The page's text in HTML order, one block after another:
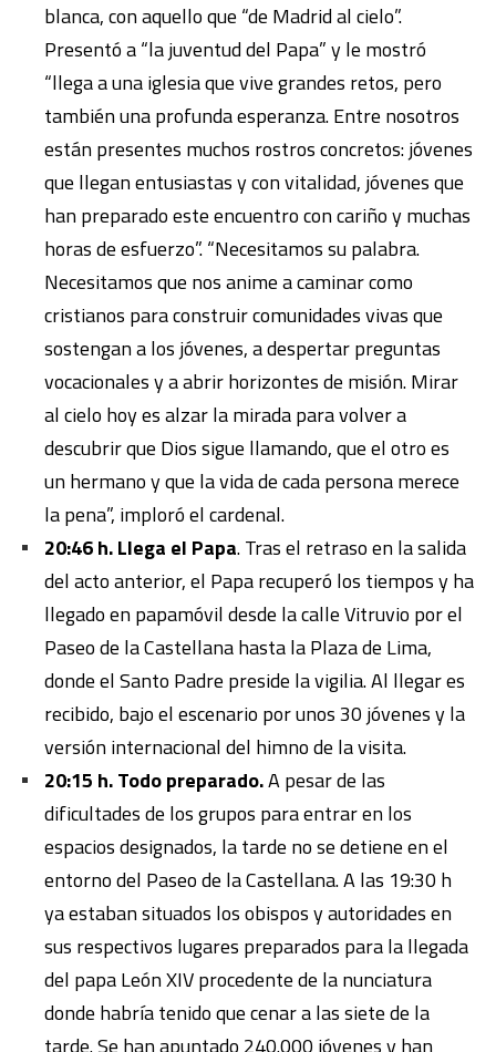
blanca, con aquello que “de Madrid al cielo”.
Presentó a “la juventud del Papa” y le mostró
“llega a una iglesia que vive grandes retos, pero
también una profunda esperanza. Entre nosotros
están presentes muchos rostros concretos: jóvenes
que llegan entusiastas y con vitalidad, jóvenes que
han preparado este encuentro con cariño y muchas
horas de esfuerzo”. “Necesitamos su palabra.
Necesitamos que nos anime a caminar como
cristianos para construir comunidades vivas que
sostengan a los jóvenes, a despertar preguntas
vocacionales y a abrir horizontes de misión. Mirar
al cielo hoy es alzar la mirada para volver a
descubrir que Dios sigue llamando, que el otro es
un hermano y que la vida de cada persona merece
la pena”, imploró el cardenal.
20:46 h. Llega el Papa. Tras el retraso en la salida
del acto anterior, el Papa recuperó los tiempos y ha
llegado en papamóvil desde la calle Vitruvio por el
Paseo de la Castellana hasta la Plaza de Lima,
donde el Santo Padre preside la vigilia. Al llegar es
recibido, bajo el escenario por unos 30 jóvenes y la
versión internacional del himno de la visita.
20:15 h. Todo preparado.A pesar de las
dificultades de los grupos para entrar en los
espacios designados, la tarde no se detiene en el
entorno del Paseo de la Castellana. A las 19:30 h
ya estaban situados los obispos y autoridades en
sus respectivos lugares preparados para la llegada
del papa León XIV procedente de la nunciatura
donde habría tenido que cenar a las siete de la